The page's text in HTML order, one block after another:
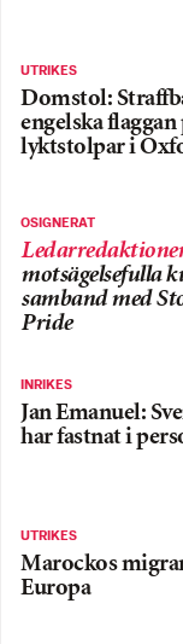
UTRIKES
Domstol:
engelska flaggan
lyktstolpar i
OSIGNERAT
motsägelsefulla
samband med
Pride
INRIKES
Jan Emanuel:
har fastnat i
UTRIKES
Marockos
Europa